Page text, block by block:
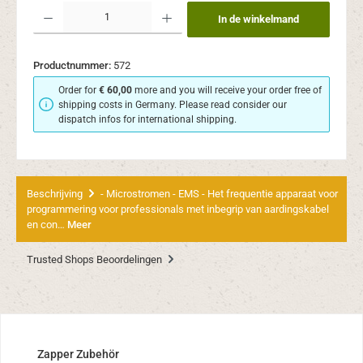
Producthoeveelheid: Voer de gewenste hoeveelheid in of gebruik de knoppen om
In de winkelmand
Productnummer: 572
Order for€ 60,00 more and you will receive your order free of
shipping costs in Germany. Please read consider our
dispatch infos for international shipping.
Beschrijving
- Microstromen - EMS - Het frequentie apparaat voor
programmering voor professionals met inbegrip van aardingskabel
en con… Meer
Trusted Shops Beoordelingen
Productgalerij overslaan
Zapper Zubehör